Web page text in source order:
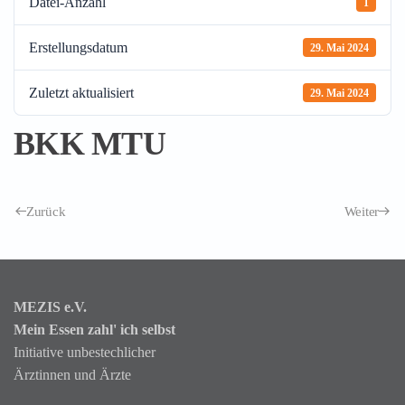
Erstellungsdatum 29. Mai 2024
Zuletzt aktualisiert 29. Mai 2024
BKK MTU
Zurück Weiter
MEZIS e.V.
Mein Essen zahl' ich selbst
Initiative unbestechlicher
Ärztinnen und Ärzte